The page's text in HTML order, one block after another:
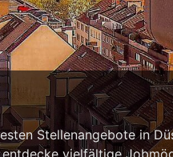
Stellenangebote in